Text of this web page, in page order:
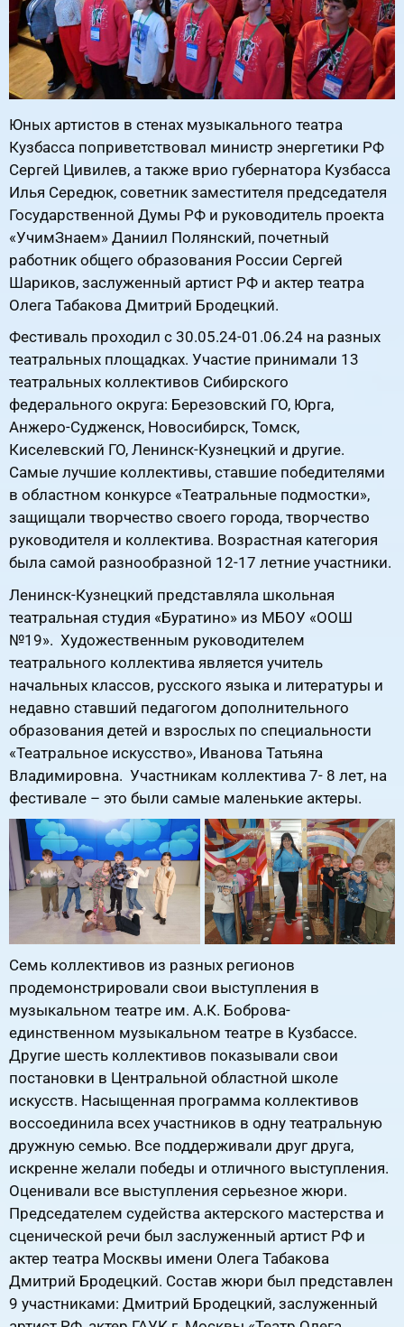
Юных артистов в стенах музыкального театра
Кузбасса поприветствовал министр энергетики РФ
Сергей Цивилев, а также врио губернатора Кузбасса
Илья Середюк, советник заместителя председателя
Государственной Думы РФ и руководитель проекта
«УчимЗнаем» Даниил Полянский, почетный
работник общего образования России Сергей
Шариков, заслуженный артист РФ и актер театра
Олега Табакова Дмитрий Бродецкий.
Фестиваль проходил с 30.05.24-01.06.24 на разных
театральных площадках. Участие принимали 13
театральных коллективов Сибирского
федерального округа: Березовский ГО, Юрга,
Анжеро-Судженск, Новосибирск, Томск,
Киселевский ГО, Ленинск-Кузнецкий и другие.
Самые лучшие коллективы, ставшие победителями
в областном конкурсе «Театральные подмостки»,
защищали творчество своего города, творчество
руководителя и коллектива. Возрастная категория
была самой разнообразной 12-17 летние участники.
Ленинск-Кузнецкий представляла школьная
театральная студия «Буратино» из МБОУ «ООШ
№19». Художественным руководителем
театрального коллектива является учитель
начальных классов, русского языка и литературы и
недавно ставший педагогом дополнительного
образования детей и взрослых по специальности
«Театральное искусство», Иванова Татьяна
Владимировна. Участникам коллектива 7- 8 лет, на
фестивале – это были самые маленькие актеры.
Семь коллективов из разных регионов
продемонстрировали свои выступления в
музыкальном театре им. А.К. Боброва-
единственном музыкальном театре в Кузбассе.
Другие шесть коллективов показывали свои
постановки в Центральной областной школе
искусств. Насыщенная программа коллективов
воссоединила всех участников в одну театральную
дружную семью. Все поддерживали друг друга,
искренне желали победы и отличного выступления.
Оценивали все выступления серьезное жюри.
Председателем судейства актерского мастерства и
сценической речи был заслуженный артист РФ и
актер театра Москвы имени Олега Табакова
Дмитрий Бродецкий. Состав жюри был представлен
9 участниками: Дмитрий Бродецкий, заслуженный